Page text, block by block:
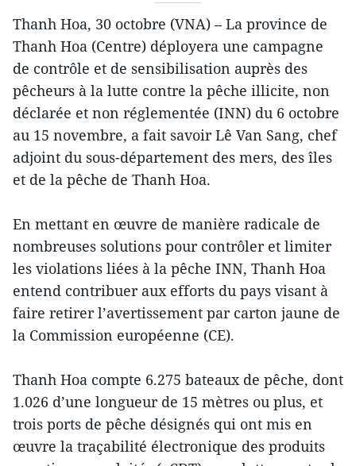
Thanh Hoa, 30 octobre (VNA) – La province de
Thanh Hoa (Centre) déployera une campagne
de contrôle et de sensibilisation auprès des
pêcheurs à la lutte contre la pêche illicite, non
déclarée et non réglementée (INN) du 6 octobre
au 15 novembre, a fait savoir Lê Van Sang, chef
adjoint du sous-département des mers, des îles
et de la pêche de Thanh Hoa.
En mettant en œuvre de manière radicale de
nombreuses solutions pour contrôler et limiter
les violations liées à la pêche INN, Thanh Hoa
entend contribuer aux efforts du pays visant à
faire retirer l’avertissement par carton jaune de
la Commission européenne (CE).
Thanh Hoa compte 6.275 bateaux de pêche, dont
1.026 d’une longueur de 15 mètres ou plus, et
trois ports de pêche désignés qui ont mis en
œuvre la traçabilité électronique des produits